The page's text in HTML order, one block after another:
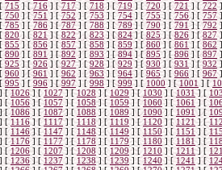
[ 715 ] [716 ] [717] [718] [719 ] [720] [721 ] [ 722]
[ 750 ] [751 ] [752 ] [753 ] [ 754] [755] [ 756] [ 757]
[785] [786 ] [787] [ 788 ] [789] [ 790 ] [791] [792 ]
[ 820] [821 ] [ 822] [ 823] [824] [ 825 ] [ 826 ] [827]
[855 ] [856 ] [ 857 ] [858] [ 859 ] [860 ] [861 ] [ 862]
[890] [ 891] [892 ] [ 893] [ 894 ] [ 895] [896 ] [897 ]
[925] [926 ] [927] [928 ] [929 ] [ 930] [931 ] [932]
[ 960 ] [961 ] [ 962 ] [963 ] [964] [965] [ 966] [ 967]
[ 995] [ 996 ] [ 997 ] [998 ] [999] [ 1000 ] [1001 ] [
] [1026] [1027] [1028 ] [ 1029 ] [ 1030] [1031] [
[1056] [1057 ] [ 1058] [ 1059] [ 1060] [ 1061 ] [
[1086] [1087] [ 1088 ] [ 1089 ] [1090] [ 1091 ] [
[ 1116] [1117] [1118] [1119 ] [1120 ] [1121 ] [
[ 1146] [1147 ] [1148] [1149] [1150 ] [ 1151 ] [
[1176 ] [1177 ] [ 1178 ] [ 1179] [1180] [1181] [
[1206] [ 1207] [1208 ] [ 1209] [ 1210 ] [1211] [
[1236] [1237 ] [ 1238] [ 1239] [1240] [ 1241 ] [